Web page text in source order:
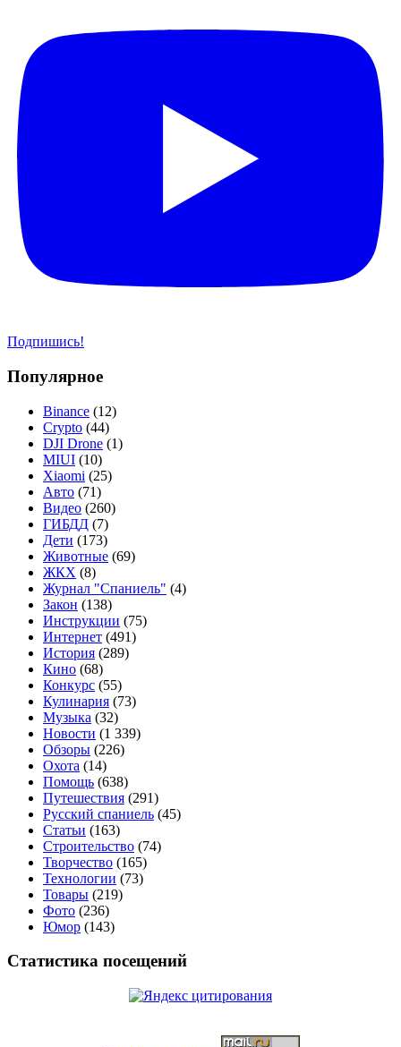
Подпишись!
Популярное
Binance (12)
Crypto (44)
DJI Drone (1)
MIUI (10)
Xiaomi (25)
Авто (71)
Видео (260)
ГИБДД (7)
Дети (173)
Животные (69)
ЖКХ (8)
Журнал "Спаниель" (4)
Закон (138)
Инструкции (75)
Интернет (491)
История (289)
Кино (68)
Конкурс (55)
Кулинария (73)
Музыка (32)
Новости (1 339)
Обзоры (226)
Охота (14)
Помощь (638)
Путешествия (291)
Русский спаниель (45)
Статьи (163)
Строительство (74)
Творчество (165)
Технологии (73)
Товары (219)
Фото (236)
Юмор (143)
Статистика посещений